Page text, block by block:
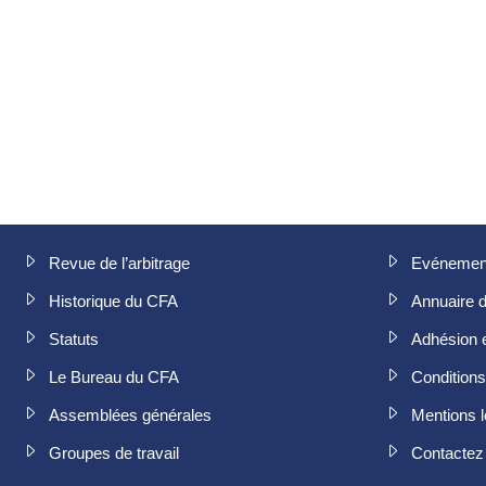
Revue de l’arbitrage
Historique du CFA
Statuts
Le Bureau du CFA
Assemblées générales
Groupes de travail
Annuaire
Adhésion
Mentions